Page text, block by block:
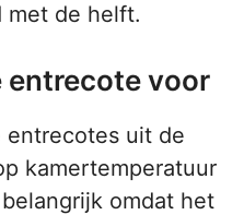
met de helft.
entrecote voor
entrecotes uit de
kamertemperatuur
omdat het